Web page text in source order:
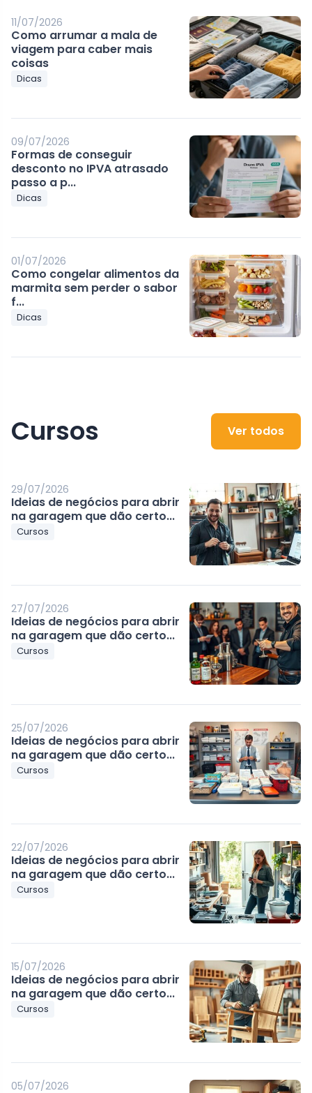
11/07/2026
Como arrumar a mala de
viagem para caber mais
coisas
Dicas
09/07/2026
Formas de conseguir
desconto no IPVA atrasado
passo a p...
Dicas
01/07/2026
Como congelar alimentos da
marmita sem perder o sabor
f...
Dicas
Cursos Ver todos
29/07/2026
Ideias de negócios para abrir
na garagem que dão certo...
Cursos
27/07/2026
Ideias de negócios para abrir
na garagem que dão certo...
Cursos
25/07/2026
Ideias de negócios para abrir
na garagem que dão certo...
Cursos
22/07/2026
Ideias de negócios para abrir
na garagem que dão certo...
Cursos
15/07/2026
Ideias de negócios para abrir
na garagem que dão certo...
Cursos
05/07/2026